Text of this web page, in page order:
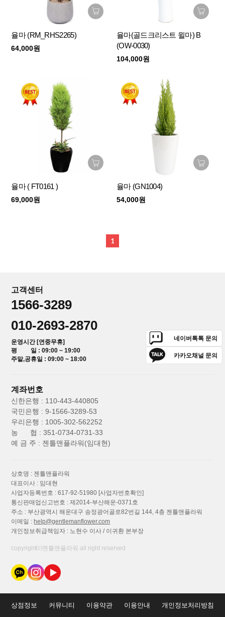
율마 (RM_RHS2265)
64,000원
율마(골드크리스트 윌마) B
(OW-0030)
104,000원
율마 ( FT0161 )
69,000원
율마 (GN1004)
54,000원
1
고객센터
1566-3289
010-2693-2870
운영시간 [연중무휴]
평 일 : 09:00 ~ 19:00
주말,공휴일 : 09:00 ~ 18:00
네이버톡톡 문의
카카오채널 문의
계좌번호
신한은행 : 110-443-440805
국민은행 : 9-1566-3289-53
우리은행 : 1005-302-562252
농 협 : 351-0734-0731-33
예 금 주 : 젠틀맨플라워(임대현)
상호명 : 젠틀맨플라워
대표이사 : 임대현
사업자등록번호 : 617-92-51980 [사업자번호확인]
통신판매업신고번호 : 제2014-부산해운-0371호
주소 : 부산광역시 해운대구 송정광어골로82번길 144, 4층 젠틀맨플라워
이메일 : help@gentlemanflower.com
개인정보취급책임자 : 노현수 이사 / 이귀환 본부장
copyright⒞젠틀맨플라워 all right reserved
상점정보 커뮤니티 이용약관 이용안내 개인정보처리방침